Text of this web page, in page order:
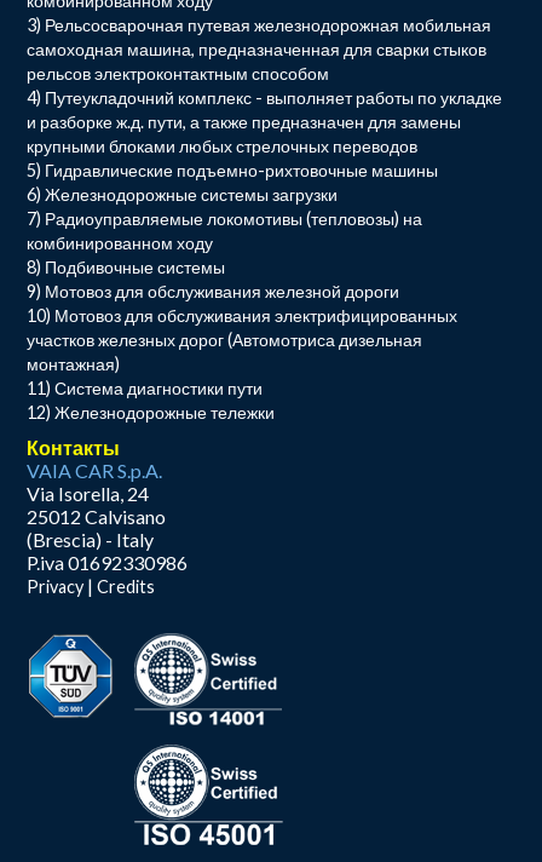
3) Рельсосварочная путевая железнодорожная мобильная
самоходная машина, предназначенная для сварки стыков
рельсов электроконтактным способом
4) Путеукладочний комплекс - выполняет работы по укладке
и разборке ж.д. пути, а также предназначен для замены
крупными блоками любых стрелочных переводов
5) Гидравлические подъемно-рихтовочные машины
6) Железнодорожные системы загрузки
7) Радиоуправляемые локомотивы (тепловозы) на
комбинированном ходу
8) Подбивочные системы
9) Мотовоз для обслуживания железной дороги
10) Мотовоз для обслуживания электрифицированных
участков железных дорог (Автомотриса дизельная
монтажная)
11) Система диагностики пути
12) Железнодорожные тележки
Контакты
VAIA CAR S.p.A.
Via Isorella, 24
25012 Calvisano
(Brescia) - Italy
P.iva 01692330986
Privacy |Credits